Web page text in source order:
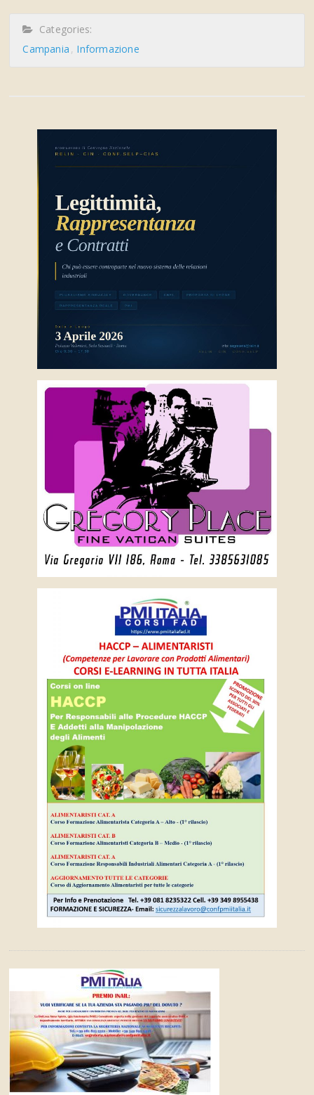
Categories:
Campania
Informazione